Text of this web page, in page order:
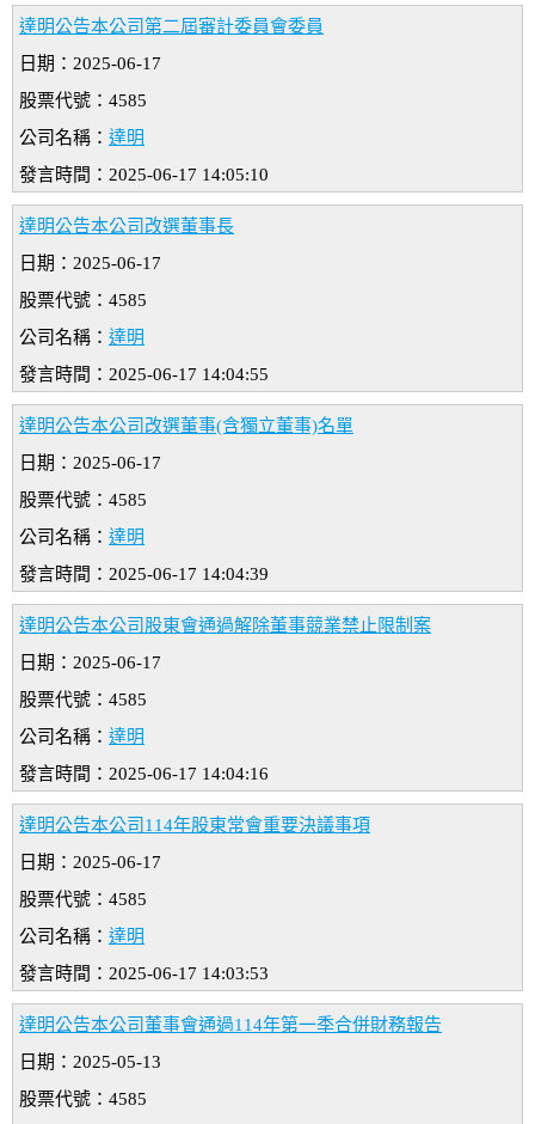
達明公告本公司第二屆審計委員會委員
日期：2025-06-17
股票代號：4585
公司名稱： 達明
發言時間：2025-06-17 14:05:10
達明公告本公司改選董事長
日期：2025-06-17
股票代號：4585
公司名稱： 達明
發言時間：2025-06-17 14:04:55
達明公告本公司改選董事(含獨立董事)名單
日期：2025-06-17
股票代號：4585
公司名稱： 達明
發言時間：2025-06-17 14:04:39
達明公告本公司股東會通過解除董事競業禁止限制案
日期：2025-06-17
股票代號：4585
公司名稱： 達明
發言時間：2025-06-17 14:04:16
達明公告本公司114年股東常會重要決議事項
日期：2025-06-17
股票代號：4585
公司名稱： 達明
發言時間：2025-06-17 14:03:53
達明公告本公司董事會通過114年第一季合併財務報告
日期：2025-05-13
股票代號：4585